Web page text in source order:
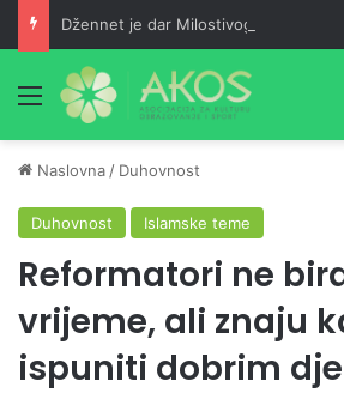
Meni
Naslovna / Duhovnost
Duhovnost Islamske teme
Reformatori ne
vrijeme, ali znaju
ispuniti dobrim